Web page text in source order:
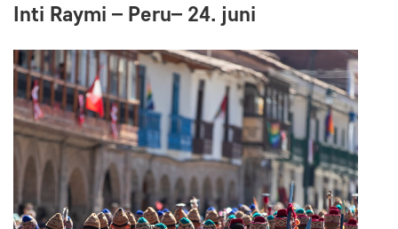
Inti Raymi – Peru– 24. juni